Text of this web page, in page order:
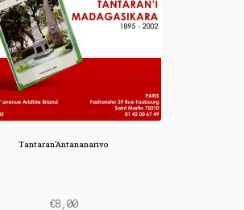
Tantaran’Antananarivo
€8,00